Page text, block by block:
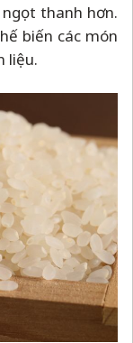
thanh hơn.
biến các món
liệu.